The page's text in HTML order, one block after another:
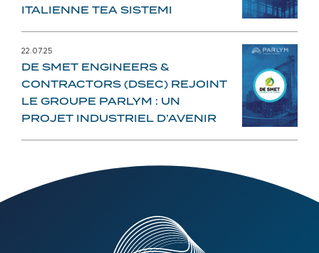
ITALIENNE TEA SISTEMI
22.07.25
DE SMET ENGINEERS &
CONTRACTORS (DSEC) REJOINT
LE GROUPE PARLYM : UN
PROJET INDUSTRIEL D’AVENIR